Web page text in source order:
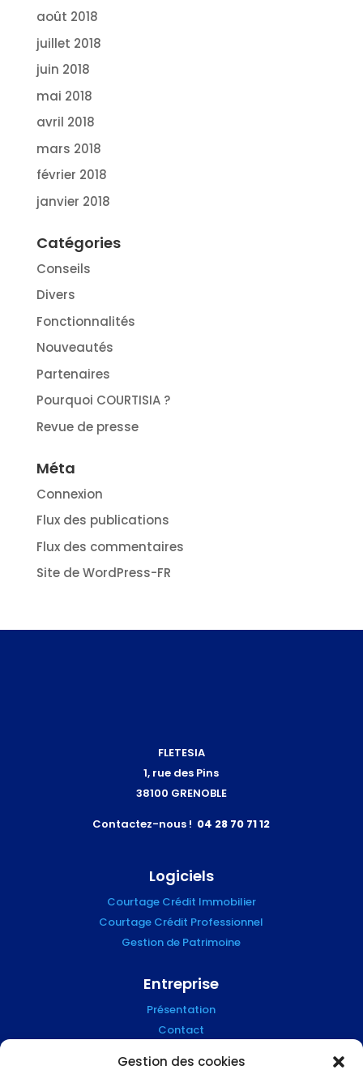
Gestion des cookies
août 2018
juillet 2018
juin 2018
mai 2018
avril 2018
mars 2018
février 2018
janvier 2018
Catégories
Conseils
Divers
Fonctionnalités
Nouveautés
Partenaires
Pourquoi COURTISIA ?
Revue de presse
Méta
Connexion
Flux des publications
Flux des commentaires
Site de WordPress-FR
FLETESIA
1, rue des Pins
38100 GRENOBLE
Contactez-nous ! 04 28 70 71 12
Logiciels
Courtage Crédit Immobilier
Courtage Crédit Professionnel
Gestion de Patrimoine
Entreprise
Présentation
Contact
Mention Légales